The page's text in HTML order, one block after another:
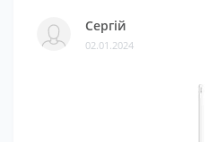
Сергій
02.01.2024